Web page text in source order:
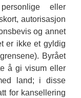
eller
autorisasjon
og annet
er ikke et gyldig
Byrået
å gi visum eller
land; i disse
for kansellering